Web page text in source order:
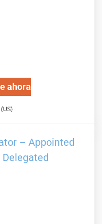
ahora
– Appointed